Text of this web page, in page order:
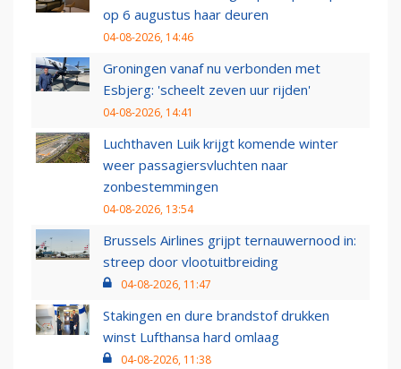
op 6 augustus haar deuren
04-08-2026, 14:46
Groningen vanaf nu verbonden met
Esbjerg: 'scheelt zeven uur rijden'
04-08-2026, 14:41
Luchthaven Luik krijgt komende winter
weer passagiersvluchten naar
zonbestemmingen
04-08-2026, 13:54
Brussels Airlines grijpt ternauwernood in:
streep door vlootuitbreiding
04-08-2026, 11:47
Stakingen en dure brandstof drukken
winst Lufthansa hard omlaag
04-08-2026, 11:38